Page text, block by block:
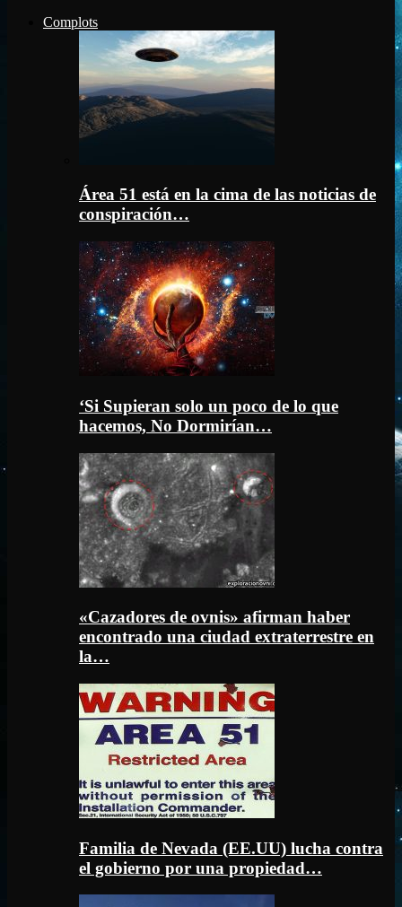
Complots
Área 51 está en la cima de las noticias de
conspiración…
‘Si Supieran solo un poco de lo que
hacemos, No Dormirían…
«Cazadores de ovnis» afirman haber
encontrado una ciudad extraterrestre en
la…
Familia de Nevada (EE.UU) lucha contra
el gobierno por una propiedad…